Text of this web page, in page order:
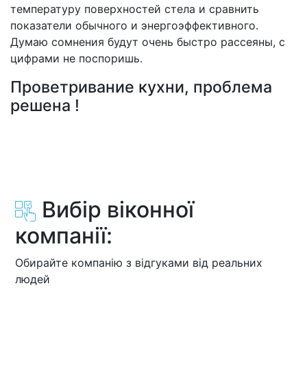
температуру поверхностей стела и сравнить
показатели обычного и энергоэффективного.
Думаю сомнения будут очень быстро рассеяны, с
цифрами не поспоришь.
Проветривание кухни, проблема
решена !
Вибір віконної
компанії:
Обирайте компанію з відгуками від реальних
людей